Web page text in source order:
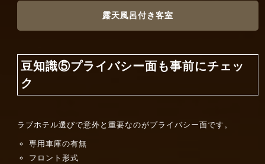
露天風呂付き客室
豆知識⑤プライバシー面も事前にチェッ
ク
ラブホテル選びで意外と重要なのがプライバシー面です。
専用車庫の有無
フロント形式